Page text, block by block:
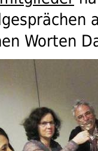
Worten